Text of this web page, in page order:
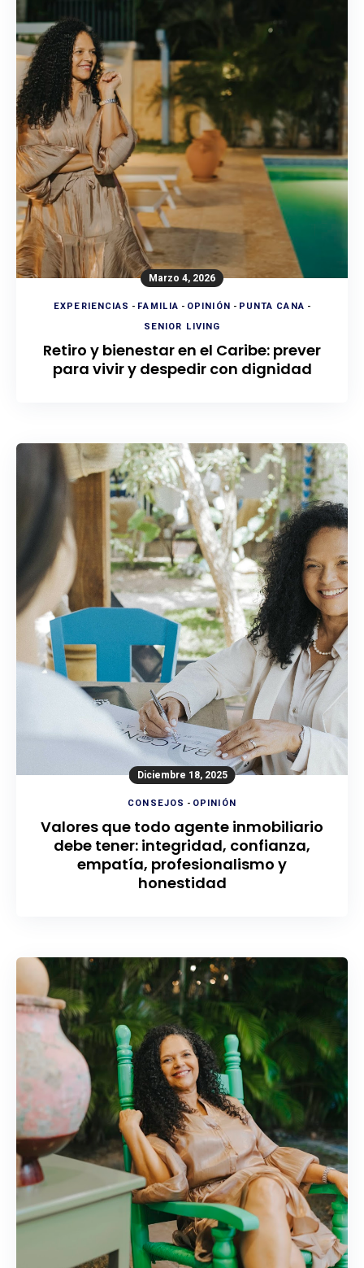
Marzo 4, 2026
EXPERIENCIAS - FAMILIA - OPINIÓN - PUNTA CANA -
SENIOR LIVING
Retiro y bienestar en el Caribe: prever
para vivir y despedir con dignidad
Diciembre 18, 2025
CONSEJOS - OPINIÓN
Valores que todo agente inmobiliario
debe tener: integridad, confianza,
empatía, profesionalismo y
honestidad